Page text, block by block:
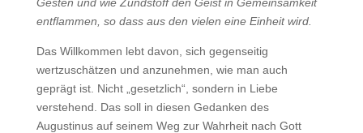
entflammen, so dass aus den vielen eine Einheit wird.
Das Willkommen lebt davon, sich gegenseitig
wertzuschätzen und anzunehmen, wie man auch
geprägt ist. Nicht „gesetzlich“, sondern in Liebe
verstehend. Das soll in diesen Gedanken des
Augustinus auf seinem Weg zur Wahrheit nach Gott